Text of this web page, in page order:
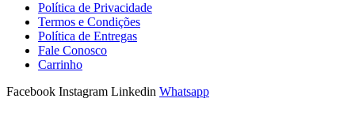
Política de Privacidade
Termos e Condições
Política de Entregas
Fale Conosco
Carrinho
Facebook Instagram Linkedin Whatsapp